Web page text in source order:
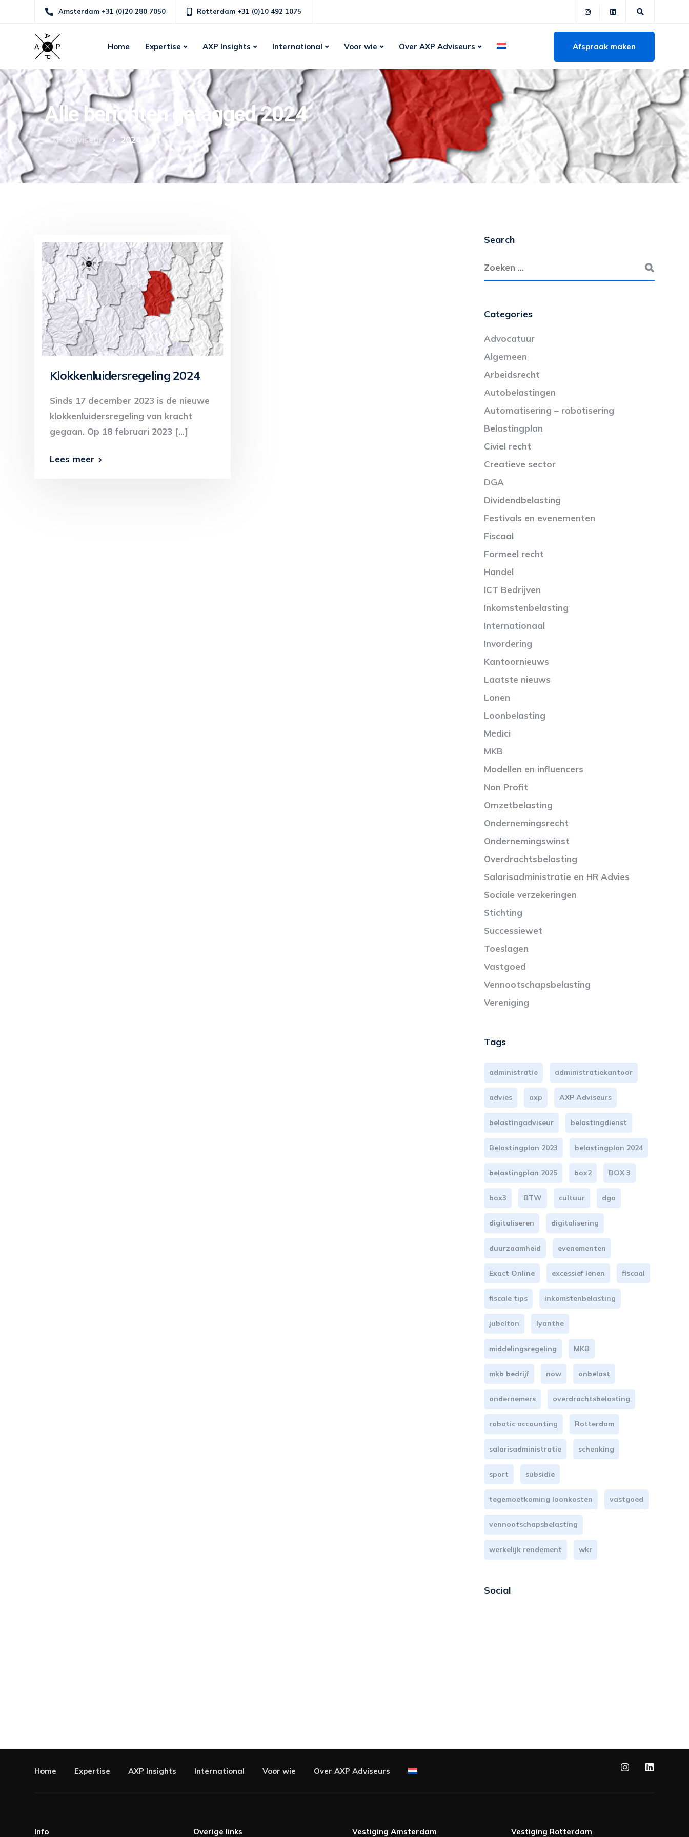
Amsterdam +31 (0)20 280 7050 Rotterdam +31 (0)10 492 1075
Home Expertise AXP Insights International Voor wie Over AXP Adviseurs Afspraak maken
Alle berichten getagged 2024
AXP Adviseurs 2024
Klokkenluidersregeling 2024
Sinds 17 december 2023 is de nieuwe
klokkenluidersregeling van kracht
gegaan. Op 18 februari 2023 […]
Lees meer
Search
Categories
Advocatuur
Algemeen
Arbeidsrecht
Autobelastingen
Automatisering – robotisering
Belastingplan
Civiel recht
Creatieve sector
DGA
Dividendbelasting
Festivals en evenementen
Fiscaal
Formeel recht
Handel
ICT Bedrijven
Inkomstenbelasting
Internationaal
Invordering
Kantoornieuws
Laatste nieuws
Lonen
Loonbelasting
Medici
MKB
Modellen en influencers
Non Profit
Omzetbelasting
Ondernemingsrecht
Ondernemingswinst
Overdrachtsbelasting
Salarisadministratie en HR Advies
Sociale verzekeringen
Stichting
Successiewet
Toeslagen
Vastgoed
Vennootschapsbelasting
Vereniging
Tags
administratie administratiekantoor
advies axp AXP Adviseurs
belastingadviseur belastingdienst
Belastingplan 2023 belastingplan 2024
belastingplan 2025 box2 BOX 3
box3 BTW cultuur dga
digitaliseren digitalisering
duurzaamheid evenementen
Exact Online excessief lenen fiscaal
fiscale tips inkomstenbelasting
jubelton lyanthe
middelingsregeling MKB
mkb bedrijf now onbelast
ondernemers overdrachtsbelasting
robotic accounting Rotterdam
salarisadministratie schenking
sport subsidie
tegemoetkoming loonkosten vastgoed
vennootschapsbelasting
werkelijk rendement wkr
Social
Home Expertise AXP Insights International Voor wie Over AXP Adviseurs
Info Overige links Vestiging Amsterdam Vestiging Rotterdam